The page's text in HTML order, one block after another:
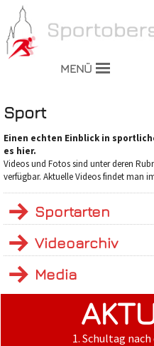
MENÜ
Sport
Einen echten Einblick in
es hier.
Videos und Fotos sind unter deren
verfügbar. Aktuelle Videos findet man
Sportarten
Videoarchiv
Media
1. Schultag